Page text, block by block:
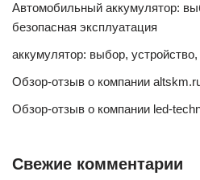
Автомобильный аккумулятор:
безопасная эксплуатация
аккумулятор: выбор,
Обзор-отзыв о компании
Обзор-отзыв о компании led-
Свежие комментарии